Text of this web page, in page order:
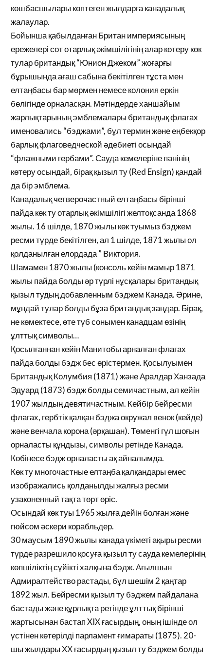
көшбасшылары көптеген жылдарға канадалық
жалаулар.
Бойынша қабылданған Британ империясының
ережелері сот отарлық әкімшілігінің алар көтеру көк
тулар британдық “Юнион Джеком” жоғарғы
бұрышында ағаш сабына бекітілген тұста мен
елтаңбасы бар мөрмен немесе колония еркін
бөлігінде орналасқан. Мәтіндерде ханшайым
жарлықтарының эмблемалары британдық флагах
именовались “бэджами”, бұл термин және еңбекқор
барлық флаговедческой әдебиеті осындай
“флажными гербами”. Сауда кемелеріне пәнінің
көтеру осындай, бірақ қызыл ту (Red Ensign) қандай
да бір эмблема.
Канадалық четверочастный елтаңбасы бірінші
пайда көк ту отарлық әкімшілігі желтоқсанда 1868
жылы. 16 шілде, 1870 жылы көк туымыз бэджем
ресми түрде бекітілген, ал 1 шілде, 1871 жылы ол
қолданылған елордада ” Виктория.
Шамамен 1870 жылы (консоль кейін мамыр 1871
жылы пайда болды әр түрлі нұсқалары британдық
қызыл тудың добавленным бэджем Канада. Әрине,
мұндай тулар болды бұза британдық заңдар. Бірақ,
не көмектесе, өте түб сонымен канадцам өзінің
ұлттық символы…
Қосылғаннан кейін Манитобы арналған флагах
пайда болды бэдж бес өрістермен. Қосылуымен
Британдық Колумбия (1871) және Аралдар Ханзада
Эдуард (1873) бэдж болды семичастным, ал кейін
1907 жылдың девятичастным. Кейбір бейресми
флагах, гербтік қалқан бэджа окружал венок (кейде)
және венчала корона (әрқашан). Төменгі гүл шоғын
орналасты құндызы, символы ретінде Канада.
Көбінесе бэдж орналасты ақ айналымда.
Көк ту многочастные елтаңба қалқандары емес
изображались қолданылды жалғыз ресми
узаконенный тақта төрт өріс.
Осындай көк туы 1965 жылға дейін болған және
гюйсом әскери корабльдер.
30 маусым 1890 жылы канада үкіметі ақыры ресми
түрде разрешило қосуға қызыл ту сауда кемелерінің
көпшіліктің сүйікті халқына бэдж. Ағылшын
Адмиралтейство растады, бұл шешім 2 қаңтар
1892 жыл. Бейресми қызыл ту бэджем пайдалана
бастады және құрлықта ретінде ұлттық бірінші
жартысынан бастап XIX ғасырдың, оның ішінде ол
үстінен көтерілді парламент ғимараты (1875). 20-
шы жылдары ХХ ғасырдың қызыл ту бэджем болды